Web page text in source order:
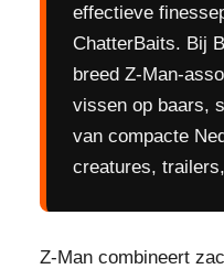
effectieve
ChatterBaits. Bij
breed Z-Man-
vissen op baars,
van compacte
creatures,
Z-Man combineert